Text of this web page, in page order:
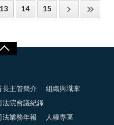
13 14 15
長主管簡介 組織與職掌
法院會議紀錄
法業務年報 人權專區